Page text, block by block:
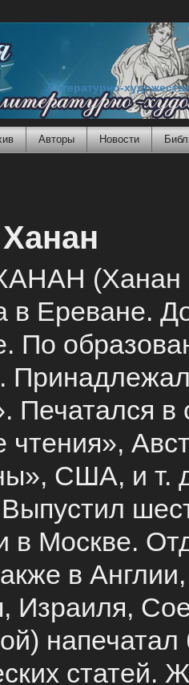
Литературно-
Авторы Новости
(Ханан
в Ереване.
По
Печатался в
чтения»,
США, и т.
в Москве.
в
Израиля,
напечатал
статей.